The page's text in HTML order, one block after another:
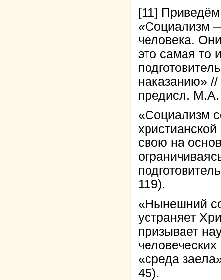
[11]
«Социализм —
человека.
это самая то
наказанию» //
предисл.
«Социализм
свою на
119).
«Нынешний
устраняет
призывает
«среда
45).